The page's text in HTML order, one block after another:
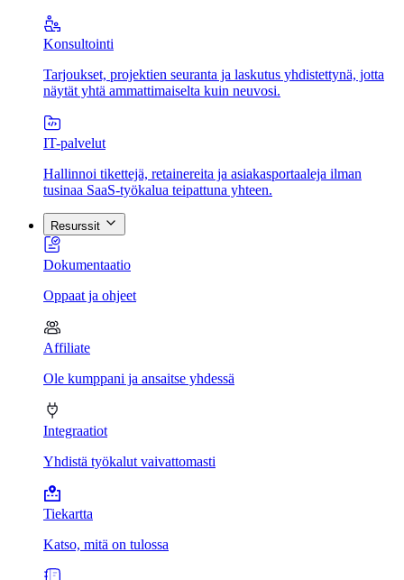
Konsultointi
Tarjoukset, projektien seuranta ja laskutus yhdistettynä, jotta
näytät yhtä ammattimaiselta kuin neuvosi.
IT-palvelut
Hallinnoi tikettejä, retainereita ja asiakasportaaleja ilman
tusinaa SaaS-työkalua teipattuna yhteen.
Resurssit
Dokumentaatio
Oppaat ja ohjeet
Affiliate
Ole kumppani ja ansaitse yhdessä
Integraatiot
Yhdistä työkalut vaivattomasti
Tiekartta
Katso, mitä on tulossa